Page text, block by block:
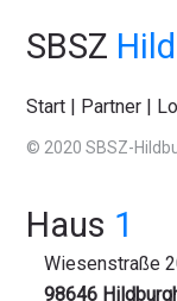
SBSZ
Start | Partner |
© 2020 SBSZ-
Haus 1
Wiesenstraße
98646